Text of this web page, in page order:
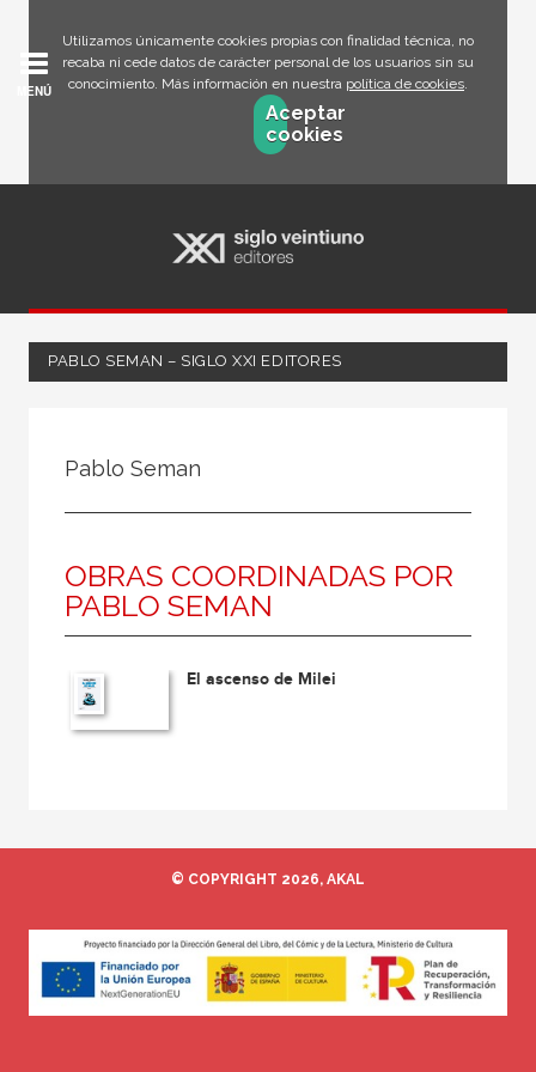
Utilizamos únicamente cookies propias con finalidad técnica, no
recaba ni cede datos de carácter personal de los usuarios sin su
conocimiento. Más información en nuestra política de cookies.
Aceptar
cookies
MENÚ
PABLO SEMAN – SIGLO XXI EDITORES
Pablo Seman
OBRAS COORDINADAS POR
PABLO SEMAN
El ascenso de Milei
© COPYRIGHT 2026, AKAL